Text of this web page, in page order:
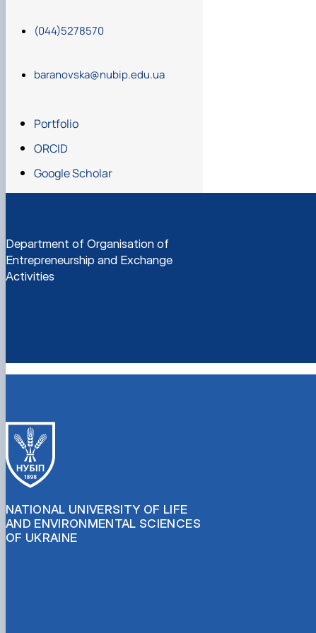
(044)5278570
baranovska@nubip.edu.ua
Portfolio
ORCID
Google Scholar
Department of Organisation of
Entrepreneurship and Exchange
Activities
NATIONAL UNIVERSITY OF LIFE
AND ENVIRONMENTAL SCIENCES
OF UKRAINE